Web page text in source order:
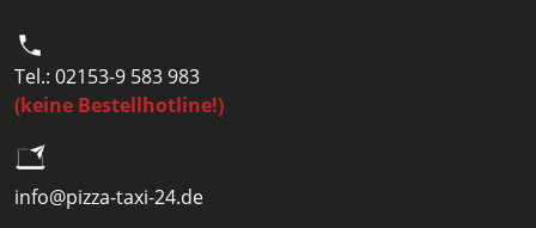
Tel.: 02153-9 583 983
(keine Bestellhotline!)
info@pizza-taxi-24.de